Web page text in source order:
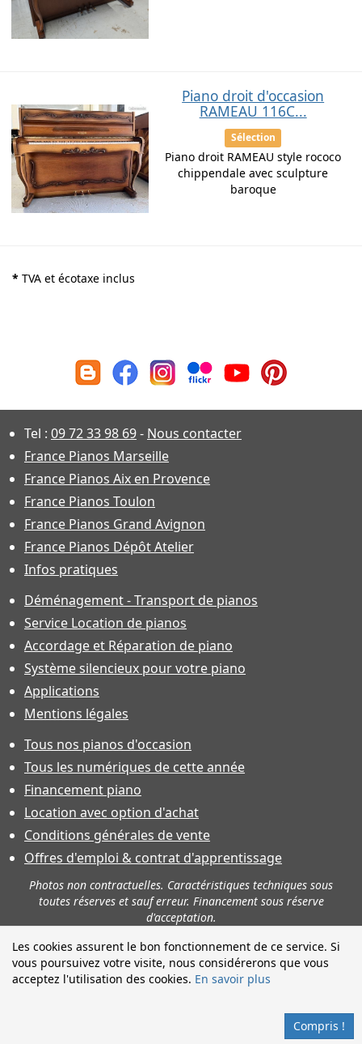
Les cookies assurent le bon fonctionnement de ce service. Si
vous poursuivez votre visite, nous considérerons que vous
acceptez l'utilisation des cookies. En savoir plus
Compris !
Piano droit d'occasion
RAMEAU 116C...
Sélection
Piano droit RAMEAU style rococo
chippendale avec sculpture
baroque
* TVA et écotaxe inclus
Tel : 09 72 33 98 69- Nous contacter
France Pianos Marseille
France Pianos Aix en Provence
France Pianos Toulon
France Pianos Grand Avignon
France Pianos Dépôt Atelier
Infos pratiques
Déménagement - Transport de pianos
Service Location de pianos
Accordage et Réparation de piano
Système silencieux pour votre piano
Applications
Mentions légales
Tous nos pianos d'occasion
Tous les numériques de cette année
Financement piano
Location avec option d'achat
Conditions générales de vente
Offres d'emploi & contrat d'apprentissage
Photos non contractuelles. Caractéristiques techniques sous
toutes réserves et sauf erreur. Financement sous réserve
d'acceptation.